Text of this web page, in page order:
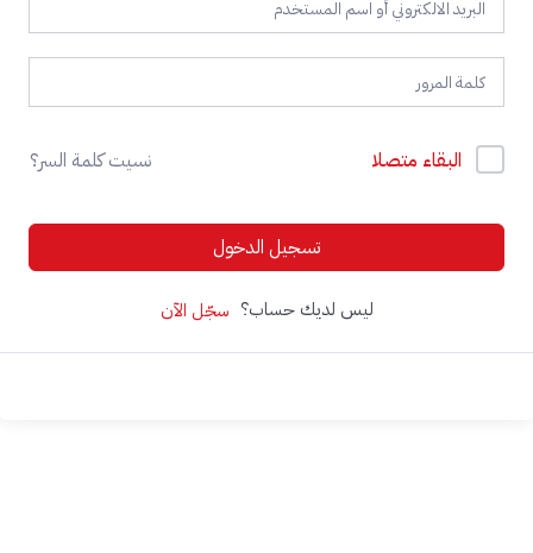
البقاء متصلا نسيت كلمة السر؟
تسجيل الدخول
ليس لديك حساب؟ سجّل الآن